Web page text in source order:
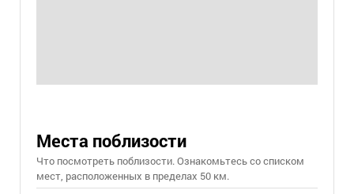
Места поблизости
Что посмотреть поблизости. Ознакомьтесь со списком
мест, расположенных в пределах 50 км.